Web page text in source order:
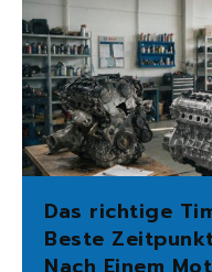
Das richtige
Beste